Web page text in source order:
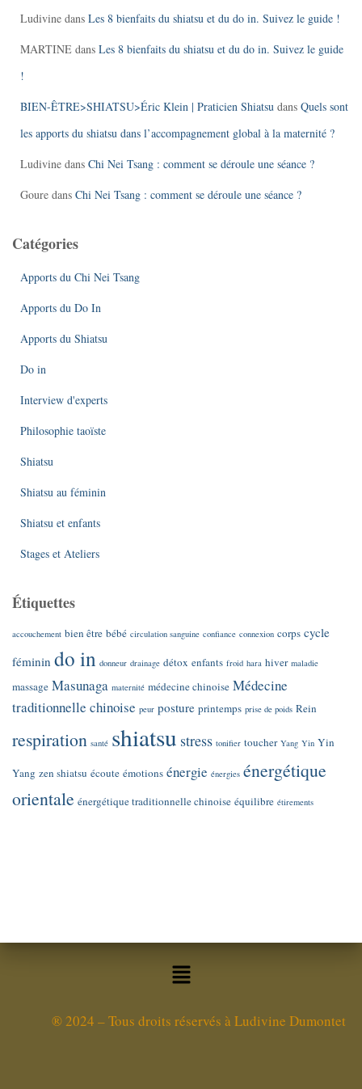
Ludivine dans Les 8 bienfaits du shiatsu et du do in. Suivez le guide !
MARTINE dans Les 8 bienfaits du shiatsu et du do in. Suivez le guide
!
BIEN-ÊTRE>SHIATSU>Éric Klein | Praticien Shiatsu dans Quels sont
les apports du shiatsu dans l’accompagnement global à la maternité ?
Ludivine dans Chi Nei Tsang : comment se déroule une séance ?
Goure dans Chi Nei Tsang : comment se déroule une séance ?
Catégories
Apports du Chi Nei Tsang
Apports du Do In
Apports du Shiatsu
Do in
Interview d'experts
Philosophie taoïste
Shiatsu
Shiatsu au féminin
Shiatsu et enfants
Stages et Ateliers
Étiquettes
accouchement bien être bébé circulation sanguine confiance connexion corps cycle
féminin do in donneur drainage détox enfants froid hara hiver maladie
massage Masunaga maternité médecine chinoise Médecine
traditionnelle chinoise peur posture printemps prise de poids Rein
respiration santé shiatsu stress tonifier toucher Yang Yin Yin
Yang zen shiatsu écoute émotions énergie énergies énergétique
orientale énergétique traditionnelle chinoise équilibre étirements
®2024 – Tous droits réservés à Ludivine Dumontet